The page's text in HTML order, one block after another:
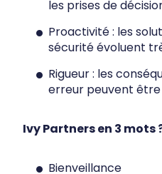
les prises de
Proactivité : les
sécurité évoluent
Rigueur : les
erreur peuvent
Ivy Partners en 3 mots
Bienveillance